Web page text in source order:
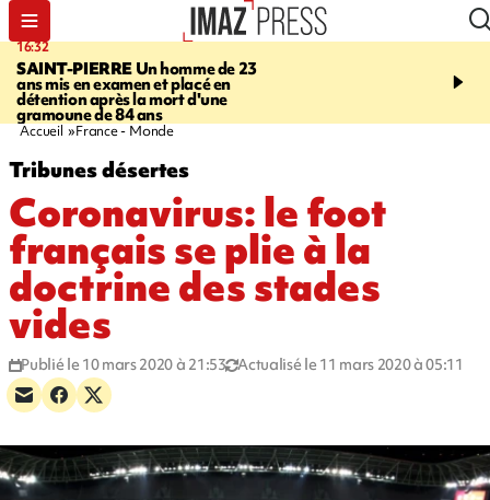
16:32
SAINT-PIERREUn homme de 23
ans mis en examen et placé en
détention après la mort d'une
gramoune de 84 ans
21:08
et Turquie scellent un
Accueil France - Monde
Tribunes désertes
Coronavirus: le foot
français se plie à la
doctrine des stades
vides
Publié le 10 mars 2020 à 21:53 Actualisé le 11 mars 2020 à 05:11